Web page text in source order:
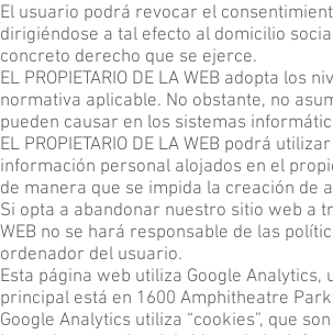
El usuario podrá revocar el
dirigiéndose a tal efecto al domicilio
concreto derecho que se ejerce.
EL PROPIETARIO DE LA WEB adopta
normativa aplicable. No obstante, no
pueden causar en los sistemas
EL PROPIETARIO DE LA WEB podrá
información personal alojados en el
de manera que se impida la creación de
Si opta a abandonar nuestro sitio web a
WEB no se hará responsable de las
ordenador del usuario.
Esta página web utiliza Google
principal está en 1600 Amphitheatre
Google Analytics utiliza “cookies”, que